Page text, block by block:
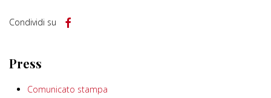
Condividi su
Press
Comunicato stampa